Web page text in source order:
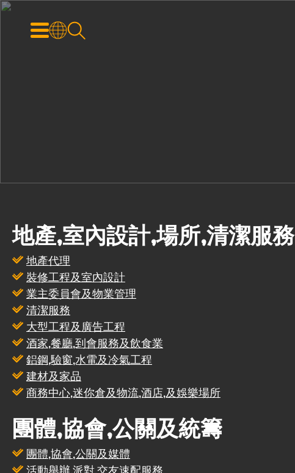
地產,室內設計,場所,清潔服務
地產代理
裝修工程及室內設計
業主委員會及物業管理
清潔服務
大型工程及廣告工程
酒家,餐廳,到會服務及飲食業
鋁鋼,驗窗,水電及冷氣工程
建材及家品
商務中心,迷你倉及物流,酒店,及娛樂場所
團體,協會,公關及統籌
團體,協會,公關及媒體